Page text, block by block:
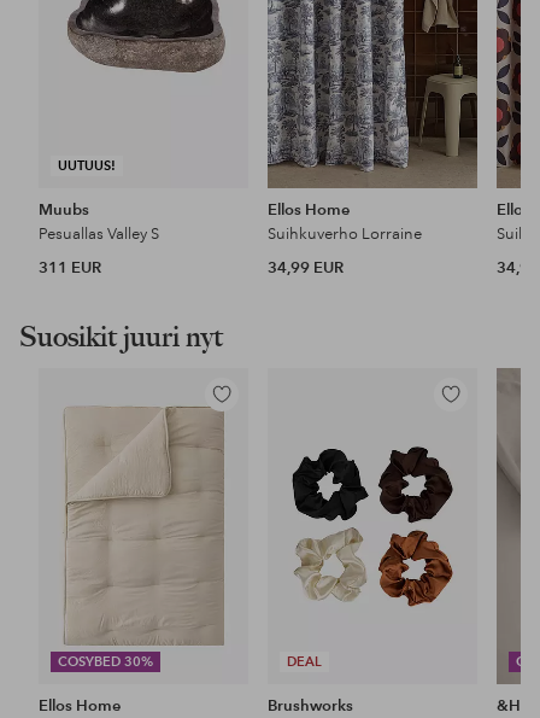
UUTUUS!
Muubs
Pesuallas Valley S
311 EUR
Ellos Home
Suihkuverho Lorraine
34,99 EUR
Ellos
34,99
Suosikit juuri nyt
COSYBED 30%
Lisää
Ellos Home
DEAL
Lisää
Brushworks